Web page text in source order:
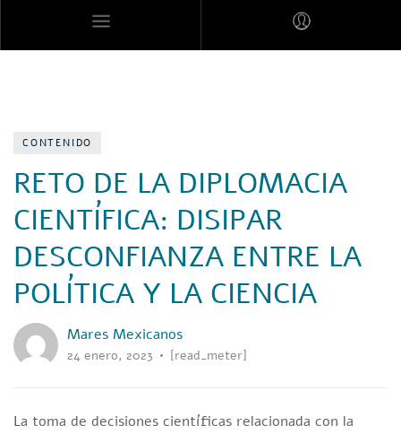
CONTENIDO
RETO DE LA DIPLOMACIA
CIENTÍFICA: DISIPAR
DESCONFIANZA ENTRE LA
POLÍTICA Y LA CIENCIA
Mares Mexicanos
24 enero, 2023 [read_meter]
La toma de decisiones científicas relacionada con la